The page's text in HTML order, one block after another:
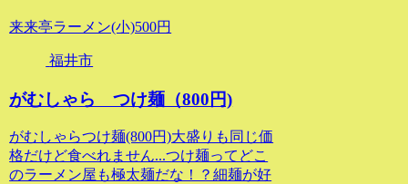
来来亭ラーメン(小)500円
福井市
がむしゃら つけ麺（800円)
がむしゃらつけ麺(800円)大盛りも同じ価
格だけど食べれません...つけ麺ってどこ
のラーメン屋も極太麺だな！？細麺が好